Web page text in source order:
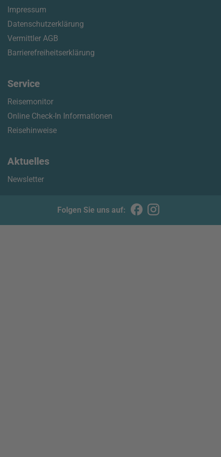
Impressum
Datenschutzerklärung
Vermittler AGB
Barrierefreiheitserklärung
Service
Reisemonitor
Online Check-In Informationen
Reisehinweise
Aktuelles
Newsletter
Folgen Sie uns auf: